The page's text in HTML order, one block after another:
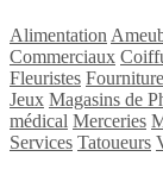
Alimentation
Commerciaux
Fleuristes
Jeux Magasins de
médical Merceries
Services Tatoueurs